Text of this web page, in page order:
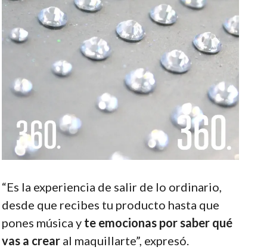
“Es la experiencia de salir de lo ordinario,
desde que recibes tu producto hasta que
pones música y te emocionas por saber qué
vas a crearal maquillarte”, expresó.